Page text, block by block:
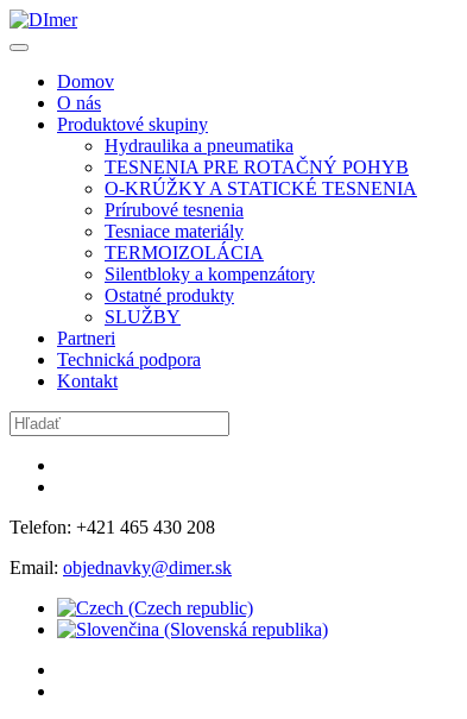
Domov
O nás
Produktové skupiny
Hydraulika a pneumatika
TESNENIA PRE ROTAČNÝ POHYB
O-KRÚŽKY A STATICKÉ TESNENIA
Prírubové tesnenia
Tesniace materiály
TERMOIZOLÁCIA
Silentbloky a kompenzátory
Ostatné produkty
SLUŽBY
Partneri
Technická podpora
Kontakt
Telefon: +421 465 430 208
Email: objednavky@dimer.sk